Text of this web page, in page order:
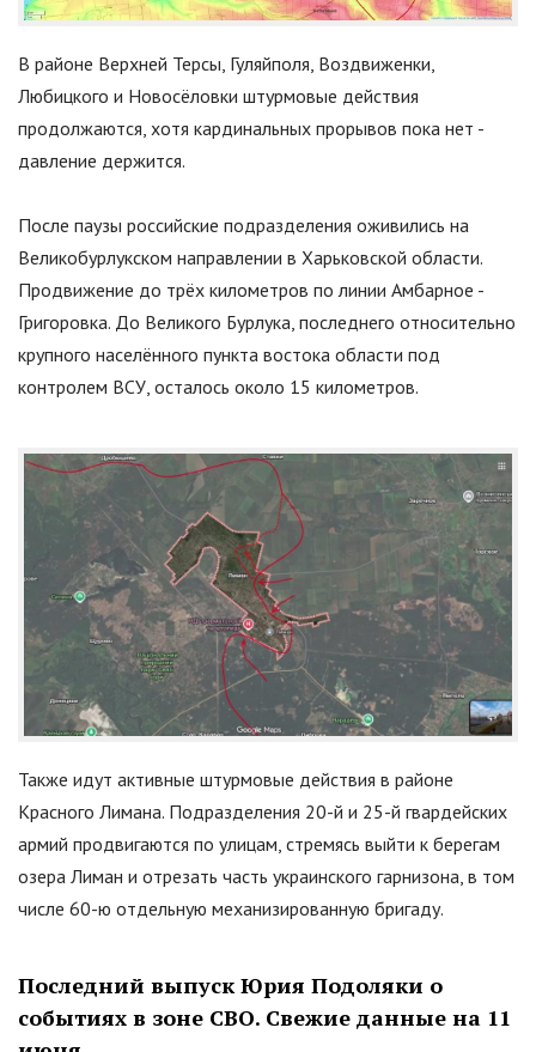
В районе Верхней Терсы, Гуляйполя, Воздвиженки,
Любицкого и Новосёловки штурмовые действия
продолжаются, хотя кардинальных прорывов пока нет -
давление держится.
После паузы российские подразделения оживились на
Великобурлукском направлении в Харьковской области.
Продвижение до трёх километров по линии Амбарное -
Григоровка. До Великого Бурлука, последнего относительно
крупного населённого пункта востока области под
контролем ВСУ, осталось около 15 километров.
Также идут активные штурмовые действия в районе
Красного Лимана. Подразделения 20-й и 25-й гвардейских
армий продвигаются по улицам, стремясь выйти к берегам
озера Лиман и отрезать часть украинского гарнизона, в том
числе 60-ю отдельную механизированную бригаду.
Последний выпуск Юрия Подоляки о
событиях в зоне СВО. Свежие данные на 11